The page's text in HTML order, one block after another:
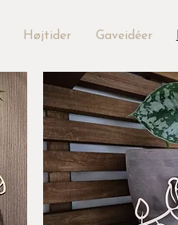
Højtider Gaveidéer